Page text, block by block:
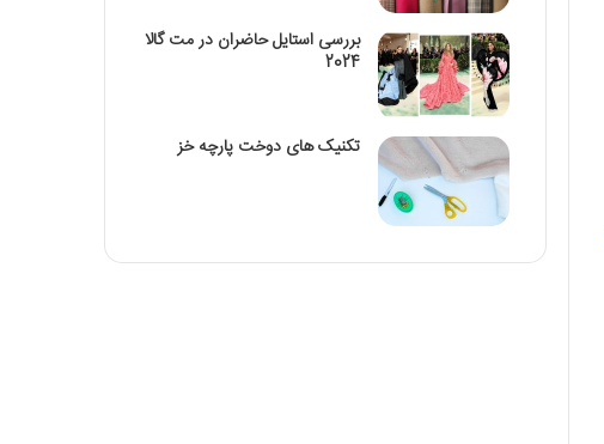
بررسی استایل حاضران در مت گالا
2024
تکنیک‌ های دوخت پارچه خز